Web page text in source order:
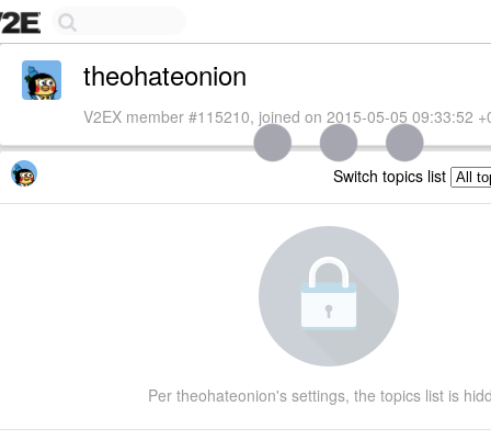
theohateonion
V2EX member #115210, joined on 2015-05-05 09:33:52
Switch topics list
Per theohateonion's settings, the topics list is